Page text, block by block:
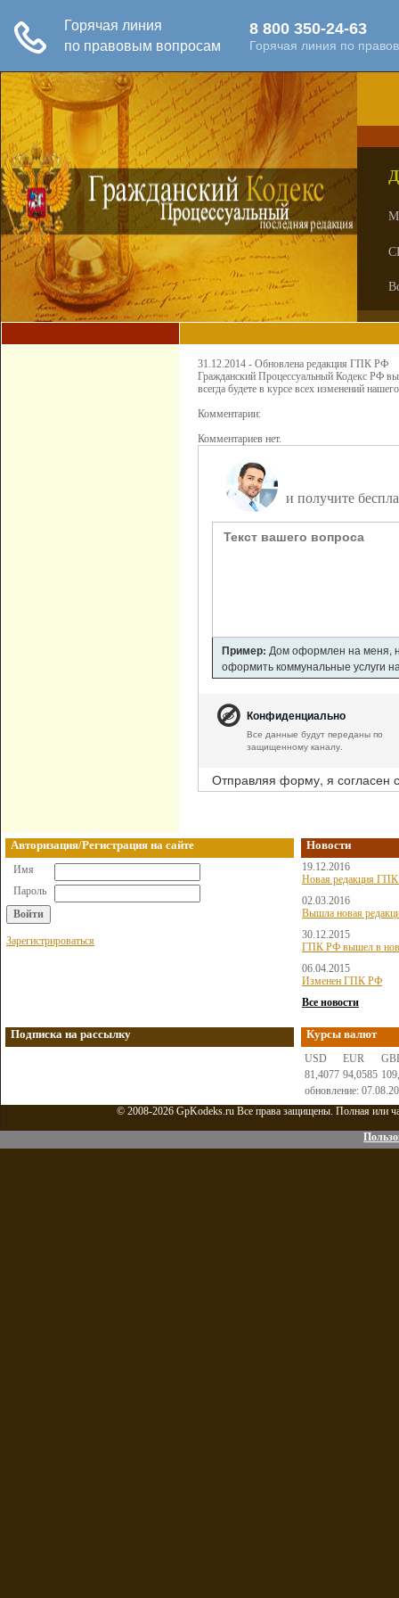
31.12.2014 - Обновлена редакция ГПК РФ
Гражданский Процессуальный Кодекс РФ
всегда будете в курсе всех изменений
Комментарии:
Комментариев нет.
и получите
Пример: Дом оформлен на меня,
оформить коммунальные услуги
Конфиденциально
Все данные будут переданы по
защищенному каналу.
Отправляя форму, я согласен
Авторизация/Регистрация на сайте
Имя
Пароль
Зарегистрироваться
Новости
19.12.2016
Новая редакция ГПК
02.03.2016
Вышла новая
30.12.2015
ГПК РФ вышел в
06.04.2015
Изменен ГПК РФ
Все новости
Подписка на рассылку Курсы валют
USD EUR
81,4077 94,0585
обновление:
© 2008-2026 GpKodeks.ru Все права защищены. Полная или